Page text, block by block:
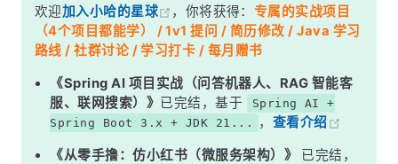
Vue Router 路由
结语
欢迎加入小哈的星球 ，你将获得： 专属的实战项目
（4个项目都能学） / 1v1 提问 / 简历修改 / Java 学习
路线 / 社群讨论 / 学习打卡 / 每月赠书
《Spring AI 项目实战（问答机器人、RAG 智能客
服、联网搜索）》 已完结，基于
Spring AI +
Spring Boot 3.x + JDK 21...
， 查看介绍
《从零手撸：仿小红书（微服务架构）》
已完结，